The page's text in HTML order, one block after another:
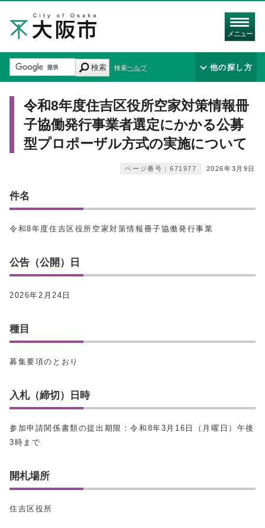
メニュー
検索 検索ヘルプ 他の探し方
令和8年度住吉区役所空家対策情報冊
子協働発行事業者選定にかかる公募
型プロポーザル方式の実施について
2026年3月9日
ページ番号：671977
件名
令和8年度住吉区役所空家対策情報冊子協働発行事業
公告（公開）日
2026年2月24日
種目
募集要項のとおり
入札（締切）日時
参加申請関係書類の提出期限：令和8年3月16日（月曜日）午後
3時まで
開札場所
住吉区役所